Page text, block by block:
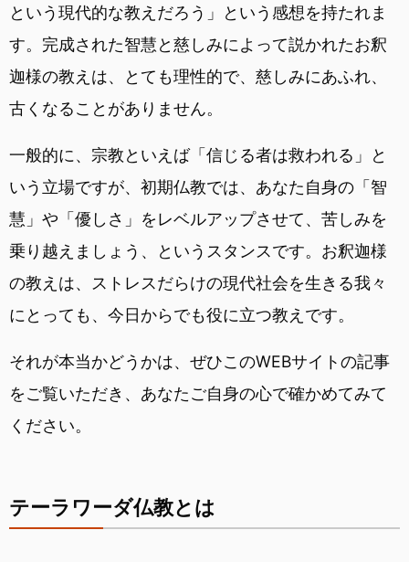
という現代的な教えだろう」という感想を持たれま
す。完成された智慧と慈しみによって説かれたお釈
迦様の教えは、とても理性的で、慈しみにあふれ、
古くなることがありません。
一般的に、宗教といえば「信じる者は救われる」と
いう立場ですが、初期仏教では、あなた自身の「智
慧」や「優しさ」をレベルアップさせて、苦しみを
乗り越えましょう、というスタンスです。お釈迦様
の教えは、ストレスだらけの現代社会を生きる我々
にとっても、今日からでも役に立つ教えです。
それが本当かどうかは、ぜひこのWEBサイトの記事
をご覧いただき、あなたご自身の心で確かめてみて
ください。
テーラワーダ仏教とは